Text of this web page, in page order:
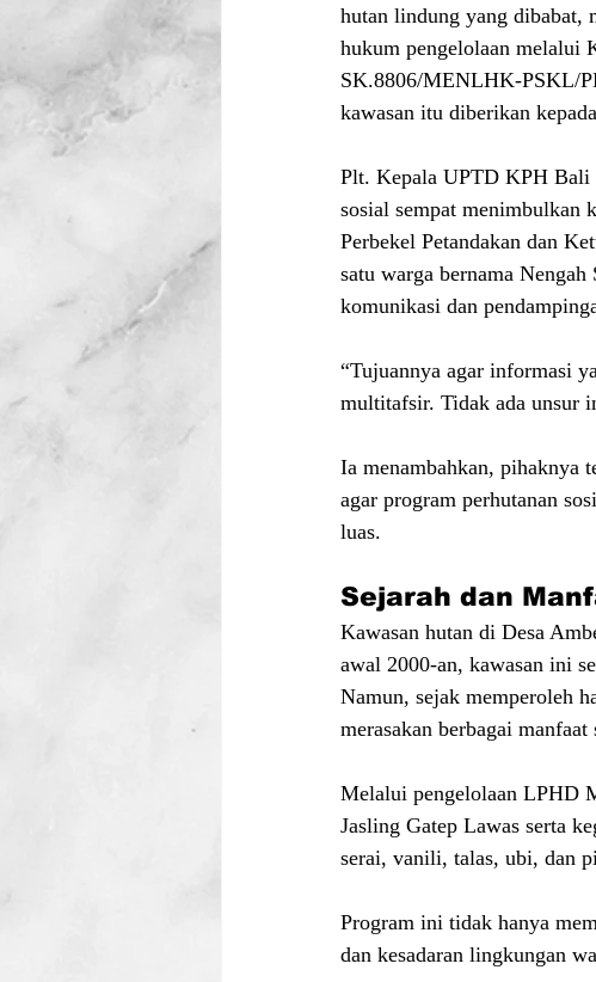
hutan lindung yang dibabat,
hukum pengelolaan melalui
SK.8806/MENLHK-PSKL/
kawasan itu diberikan
Plt. Kepala UPTD KPH Bali
sosial sempat menimbulkan
Perbekel Petandakan dan
satu warga bernama
komunikasi dan
“Tujuannya agar informasi
multitafsir. Tidak ada unsur
Ia menambahkan, pihaknya
agar program perhutanan
luas.
Sejarah dan
Kawasan hutan di Desa
awal 2000-an, kawasan ini
Namun, sejak memperoleh
merasakan berbagai
Melalui pengelolaan LPHD
Jasling Gatep Lawas serta
serai, vanili, talas, ubi, dan
Program ini tidak hanya
dan kesadaran lingkungan